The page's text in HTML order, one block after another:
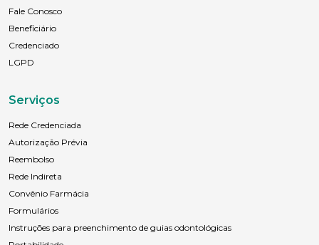
Fale Conosco
Beneficiário
Credenciado
LGPD
Serviços
Rede Credenciada
Autorização Prévia
Reembolso
Rede Indireta
Convênio Farmácia
Formulários
Instruções para preenchimento de guias odontológicas
Estado Civil
Escolaridade
Sexo
Masculino